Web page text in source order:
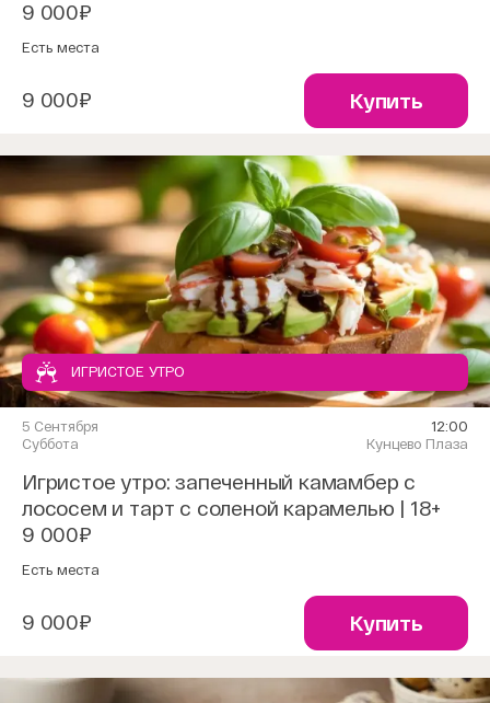
9 000₽
Есть места
9 000₽ Купить
ИГРИСТОЕ УТРО
5 Сентября
Суббота
12:00
Кунцево Плаза
Игристое утро: запеченный камамбер с
лососем и тарт с соленой карамелью | 18+
9 000₽
Есть места
9 000₽ Купить